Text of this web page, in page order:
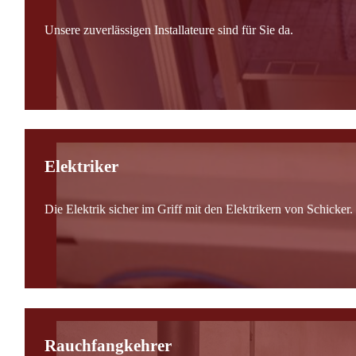
Unsere zuverlässigen Installateure sind für Sie da.
Elektriker
Die Elektrik sicher im Griff mit den Elektrikern von Schicker.
Rauchfangkehrer